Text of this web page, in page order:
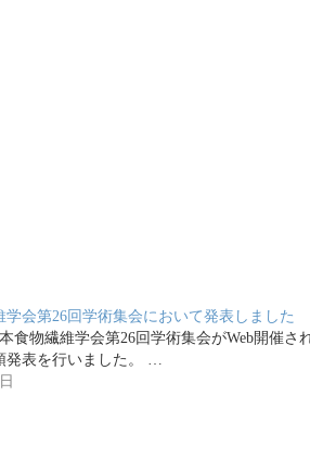
学会第26回学術集会において発表しました
食物繊維学会第26回学術集会がWeb開催さ
発表を行いました。 …